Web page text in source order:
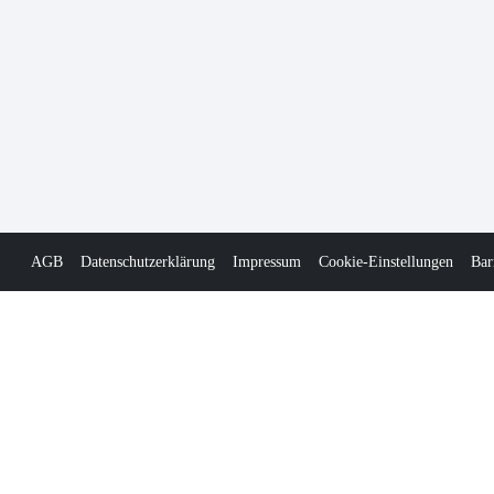
AGB Datenschutzerklärung Impressum Cookie-Einstellungen